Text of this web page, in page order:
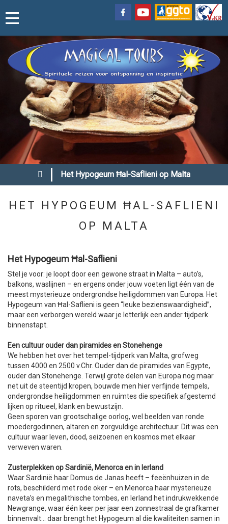
| Het Hypogeum Ħal-Saflieni op Malta
HET HYPOGEUM ĦAL-SAFLIENI
OP MALTA
Het Hypogeum Ħal-Saflieni
Stel je voor: je loopt door een gewone straat in Malta – auto’s,
balkons, waslijnen – en ergens onder jouw voeten ligt één van de
meest mysterieuze ondergrondse heiligdommen van Europa. Het
Hypogeum van Ħal-Saflieni is geen “leuke bezienswaardigheid”,
maar een verborgen wereld waar je letterlijk een ander tijdperk
binnenstapt.
Een cultuur ouder dan piramides en Stonehenge
We hebben het over het tempel-tijdperk van Malta, grofweg
tussen 4000 en 2500 v.Chr. Ouder dan de piramides van Egypte,
ouder dan Stonehenge. Terwijl grote delen van Europa nog maar
net uit de steentijd kropen, bouwde men hier verfijnde tempels,
ondergrondse heiligdommen en ruimtes die specifiek afgestemd
lijken op ritueel, klank en bewustzijn.
Geen sporen van grootschalige oorlog, wel beelden van ronde
moedergodinnen, altaren en zorgvuldige architectuur. Dit was een
cultuur waar leven, dood, seizoenen en kosmos met elkaar
verweven waren.
Zusterplekken op Sardinië, Menorca en in Ierland
Waar Sardinië haar Domus de Janas heeft – feeënhuizen in de
rots, beschilderd met rode oker – en Menorca haar mysterieuze
naveta’s en megalithische tombes, en Ierland het indrukwekkende
Newgrange, waar één keer per jaar een zonnestraal de grafkamer
binnenvalt… daar brengt het Hypogeum al die kwaliteiten samen in